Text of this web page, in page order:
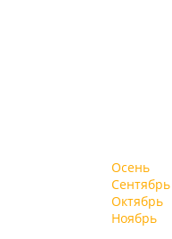
Осень
Сентябрь
Октябрь
Ноябрь